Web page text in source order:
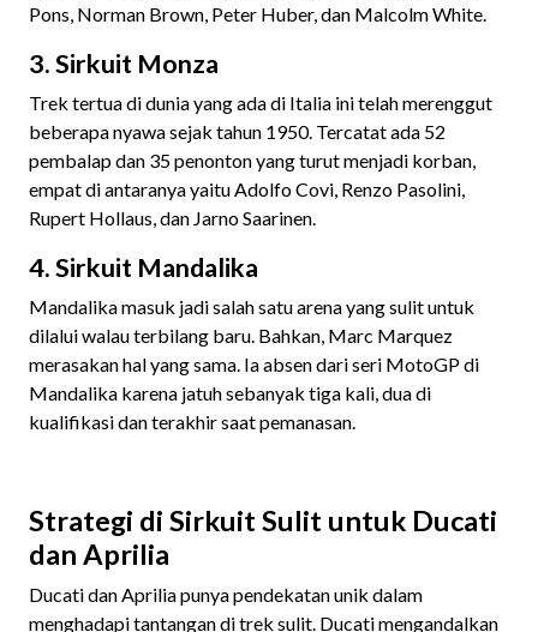
Pons, Norman Brown, Peter Huber, dan Malcolm White.
3. Sirkuit Monza
Trek tertua di dunia yang ada di Italia ini telah merenggut
beberapa nyawa sejak tahun 1950. Tercatat ada 52
pembalap dan 35 penonton yang turut menjadi korban,
empat di antaranya yaitu Adolfo Covi, Renzo Pasolini,
Rupert Hollaus, dan Jarno Saarinen.
4. Sirkuit Mandalika
Mandalika masuk jadi salah satu arena yang sulit untuk
dilalui walau terbilang baru. Bahkan, Marc Marquez
merasakan hal yang sama. Ia absen dari seri MotoGP di
Mandalika karena jatuh sebanyak tiga kali, dua di
kualifikasi dan terakhir saat pemanasan.
Strategi di Sirkuit Sulit untuk Ducati
dan Aprilia
Ducati dan Aprilia punya pendekatan unik dalam
menghadapi tantangan di trek sulit. Ducati mengandalkan